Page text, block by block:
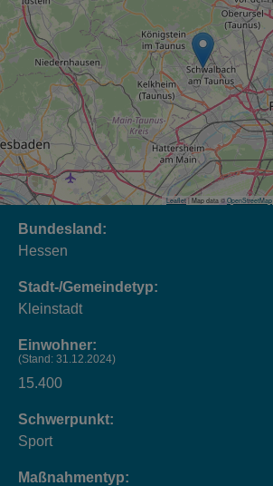
Leaflet | Map data © OpenStreetMap
Bundesland:
Hessen
Stadt-/Gemeindetyp:
Kleinstadt
Einwohner:
(Stand: 31.12.2024)
15.400
Schwerpunkt:
Sport
Maßnahmentyp: